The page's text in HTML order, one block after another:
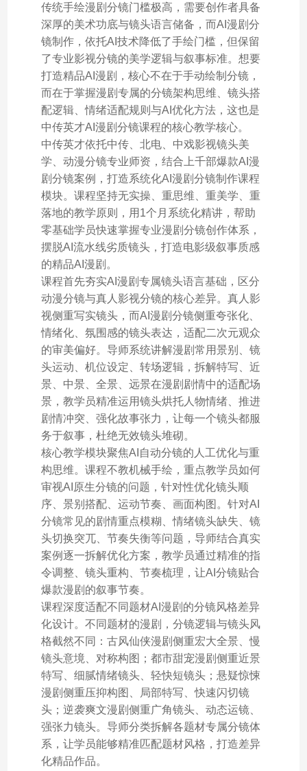
传统手绘漫剧分镜门槛极高，需要创作者具备
深厚的美术功底与镜头语言储备，而AI漫剧分
镜制作，依托AI技术降低了手绘门槛，但保留
了专业影视分镜的美学逻辑与叙事标准。想要
打造精品AI漫剧，核心不在于手动绘制分镜，
而在于掌握漫剧专属的分镜架构思维、镜头搭
配逻辑、情绪适配规则与AI优化方法，这也是
中传英才AI漫剧分镜课程的核心教学核心。
中传英才依托中传、北电、中戏影视镜头美
学、动漫分镜专业师资，结合上千部爆款AI漫
剧分镜案例，打造系统化AI漫剧分镜制作课程
模块。课程坚持无实操、重思维、重美学、重
落地的教学原则，用1个月系统化精讲，帮助
零基础学员快速掌握专业漫剧分镜创作体系，
摆脱AI流水线劣质镜头，打造电影级叙事质感
的精品AI漫剧。
课程首先夯实AI漫剧专属镜头语言基础，区分
动漫分镜与真人影视分镜的核心差异。真人影
视侧重写实镜头，而AI漫剧分镜侧重夸张化、
情绪化、氛围感的镜头表达，适配二次元观众
的审美偏好。导师系统讲解漫剧常用景别、镜
头运动、机位设定、转场逻辑，拆解特写、近
景、中景、全景、远景在漫剧剧情中的适配场
景，教学员精准运用镜头烘托人物情绪、推进
剧情冲突、强化故事张力，让每一个镜头都服
务于叙事，杜绝无效镜头堆砌。
核心教学模块聚焦AI自动分镜的人工优化与重
构思维。课程不教机械手绘，重点教学员如何
审视AI原生分镜的问题，针对性优化镜头顺
序、景别搭配、运动节奏、画面构图。针对AI
分镜常见的剧情重点模糊、情绪镜头缺失、镜
头切换突兀、节奏失衡等问题，导师结合真实
案例逐一拆解优化方案，教学员通过精准的指
令调整、镜头重构、节奏梳理，让AI分镜贴合
爆款漫剧的叙事节奏。
课程深度适配不同题材AI漫剧的分镜风格差异
化设计。不同题材的漫剧，分镜逻辑与镜头风
格截然不同：古风仙侠漫剧侧重宏大全景、慢
镜头意境、对称构图；都市甜宠漫剧侧重近景
特写、细腻情绪镜头、轻快短镜头；悬疑惊悚
漫剧侧重压抑构图、局部特写、快速闪切镜
头；逆袭爽文漫剧侧重广角镜头、动态运镜、
强张力镜头。导师分类拆解各题材专属分镜体
系，让学员能够精准匹配题材风格，打造差异
化精品作品。